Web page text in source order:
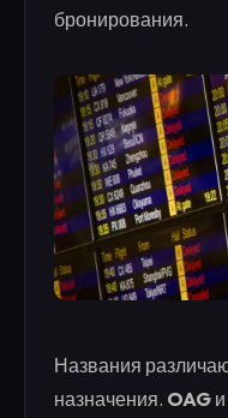
бронирования.
Названия
назначения. OAG и